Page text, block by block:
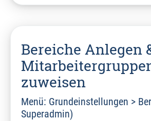
Bereiche Anlegen
zuweisen
Menü: Grundeinstellungen >
Superadmin)